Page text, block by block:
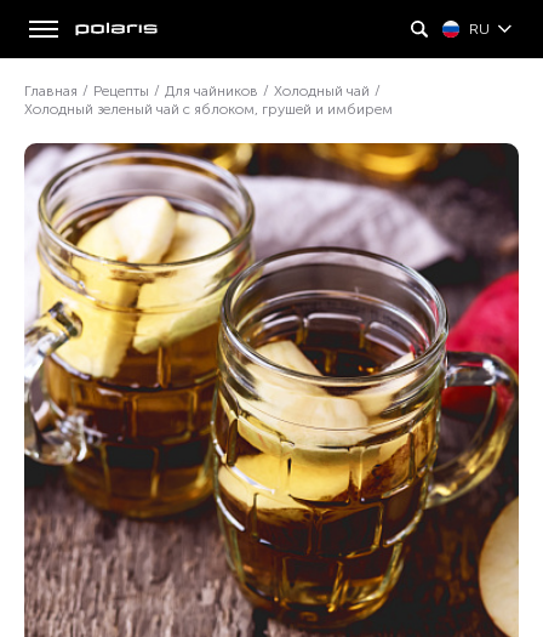
RU
Главная / Рецепты / Для чайников / Холодный чай /
Холодный зеленый чай с яблоком, грушей и имбирем